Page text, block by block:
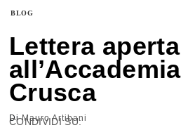
BLOG
Lettera aperta
Crusca
DiMauro Artibani
CONDIVIDI SU: